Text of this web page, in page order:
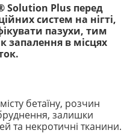
Solution Plus перед
систем на нігті,
пазухи, тим
запалення в місцях
бетаїну, розчин
залишки
та некротичні тканини.